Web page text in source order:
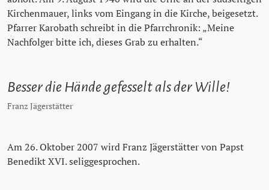
Kirchenmauer, links vom Eingang in die Kirche, beigesetzt.
Pfarrer Karobath schreibt in die Pfarrchronik: „Meine
Nachfolger bitte ich, dieses Grab zu erhalten.“
Besser die Hände gefesselt als der Wille!
Franz Jägerstätter
Am 26. Oktober 2007 wird Franz Jägerstätter von Papst
Benedikt XVI. seliggesprochen.